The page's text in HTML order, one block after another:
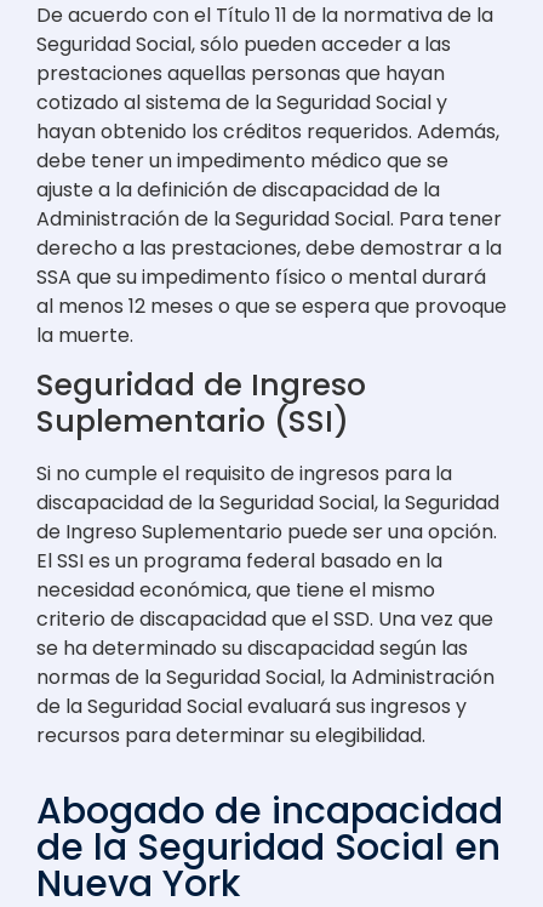
De acuerdo con el Título 11 de la normativa de la
Seguridad Social, sólo pueden acceder a las
prestaciones aquellas personas que hayan
cotizado al sistema de la Seguridad Social y
hayan obtenido los créditos requeridos. Además,
debe tener un impedimento médico que se
ajuste a la definición de discapacidad de la
Administración de la Seguridad Social. Para tener
derecho a las prestaciones, debe demostrar a la
SSA que su impedimento físico o mental durará
al menos 12 meses o que se espera que provoque
la muerte.
Seguridad de Ingreso
Suplementario (SSI)
Si no cumple el requisito de ingresos para la
discapacidad de la Seguridad Social, la Seguridad
de Ingreso Suplementario puede ser una opción.
El SSI es un programa federal basado en la
necesidad económica, que tiene el mismo
criterio de discapacidad que el SSD. Una vez que
se ha determinado su discapacidad según las
normas de la Seguridad Social, la Administración
de la Seguridad Social evaluará sus ingresos y
recursos para determinar su elegibilidad.
Abogado de incapacidad
de la Seguridad Social en
Nueva York